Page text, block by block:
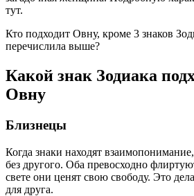
тут.
Кто подходит Овну, кроме 3 знаков
перечислила выше?
Какой знак Зодиака
Овну
Близнецы
Когда знаки находят
без другого. Оба превосходно
свете они ценят свою свободу. Это
для друга.